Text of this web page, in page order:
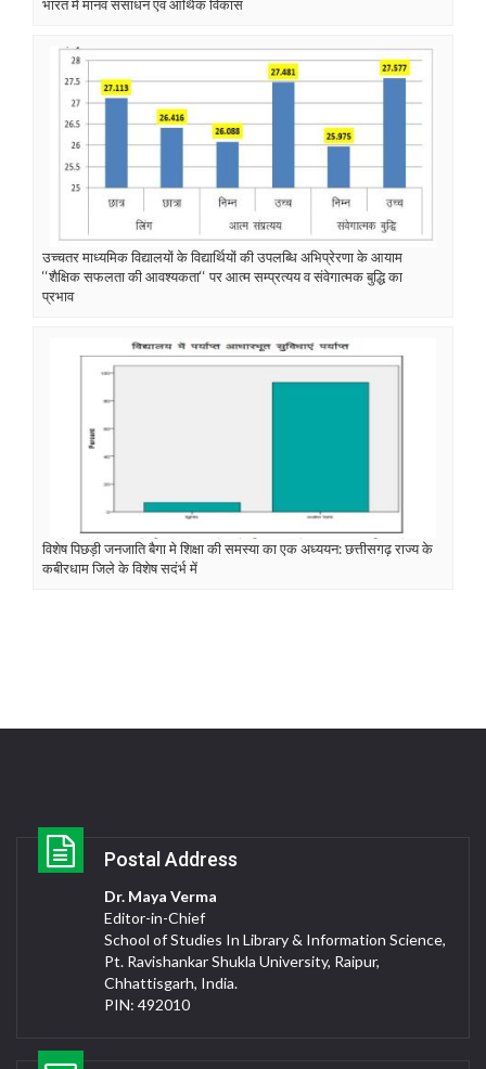
भारत में मानव संसाधन एवं आर्थिक विकास
उच्चतर माध्यमिक विद्यालयों के विद्यार्थियों की उपलब्धि अभिप्रेरणा के आयाम
‘‘शैक्षिक सफलता की आवश्यकता‘‘ पर आत्म सम्प्रत्यय व संवेगात्मक बुद्धि का
प्रभाव
विशेष पिछड़ी जनजाति बैगा मे शिक्षा की समस्या का एक अध्ययन: छत्तीसगढ़ राज्य के
कबीरधाम जिले के विशेष सदंर्भ में
Postal Address
Dr. Maya Verma
Editor-in-Chief
School of Studies In Library & Information Science,
Pt. Ravishankar Shukla University, Raipur,
Chhattisgarh, India.
PIN: 492010